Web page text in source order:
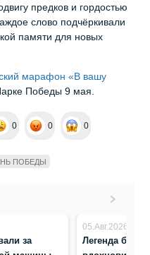
предков и гордостью
слово подчёркивали
памяти для новых
марафон «В вашу
Победы 9 мая.
0 0 0
ПОБЕДЫ
за
05.Авг.2026 8:17
Легенда